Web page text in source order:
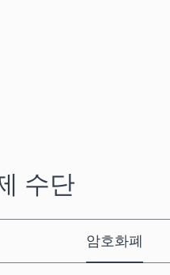
수단
암호화폐